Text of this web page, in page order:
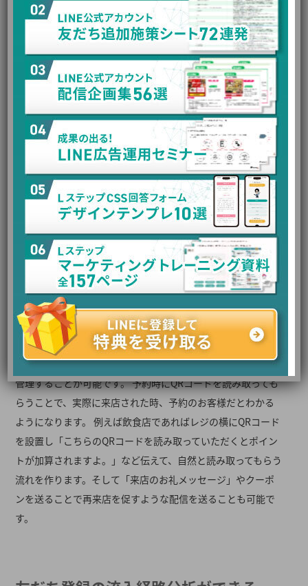
ここまでLステップでQRコードを作成する方法について見て
きました。 では、そもそもLステップでQRコードを作成する
ことで、どのようなメリットがあるのか解説します。
QRコードを読み取り時にタグ付けが
できる
LステップではQRコード読み取り時に、自動でタグ付けして
管理することが可能です。 予約時にQRコードを読み取っても
らうことで、実際に来店された時、予約のお客様だとわかる
ようになります。 例えば飲食店であればレジの横にQRコード
を設置し「こちらのQRコードを読み取っていただくとポイン
トが加算されますよ。」など伝えて、自然と読み取ってもらう
流れを作ります。そして「来店のお礼メッセージ」やクーポ
ンを送ることで再来店を促すような配信を送ることも可能で
す。